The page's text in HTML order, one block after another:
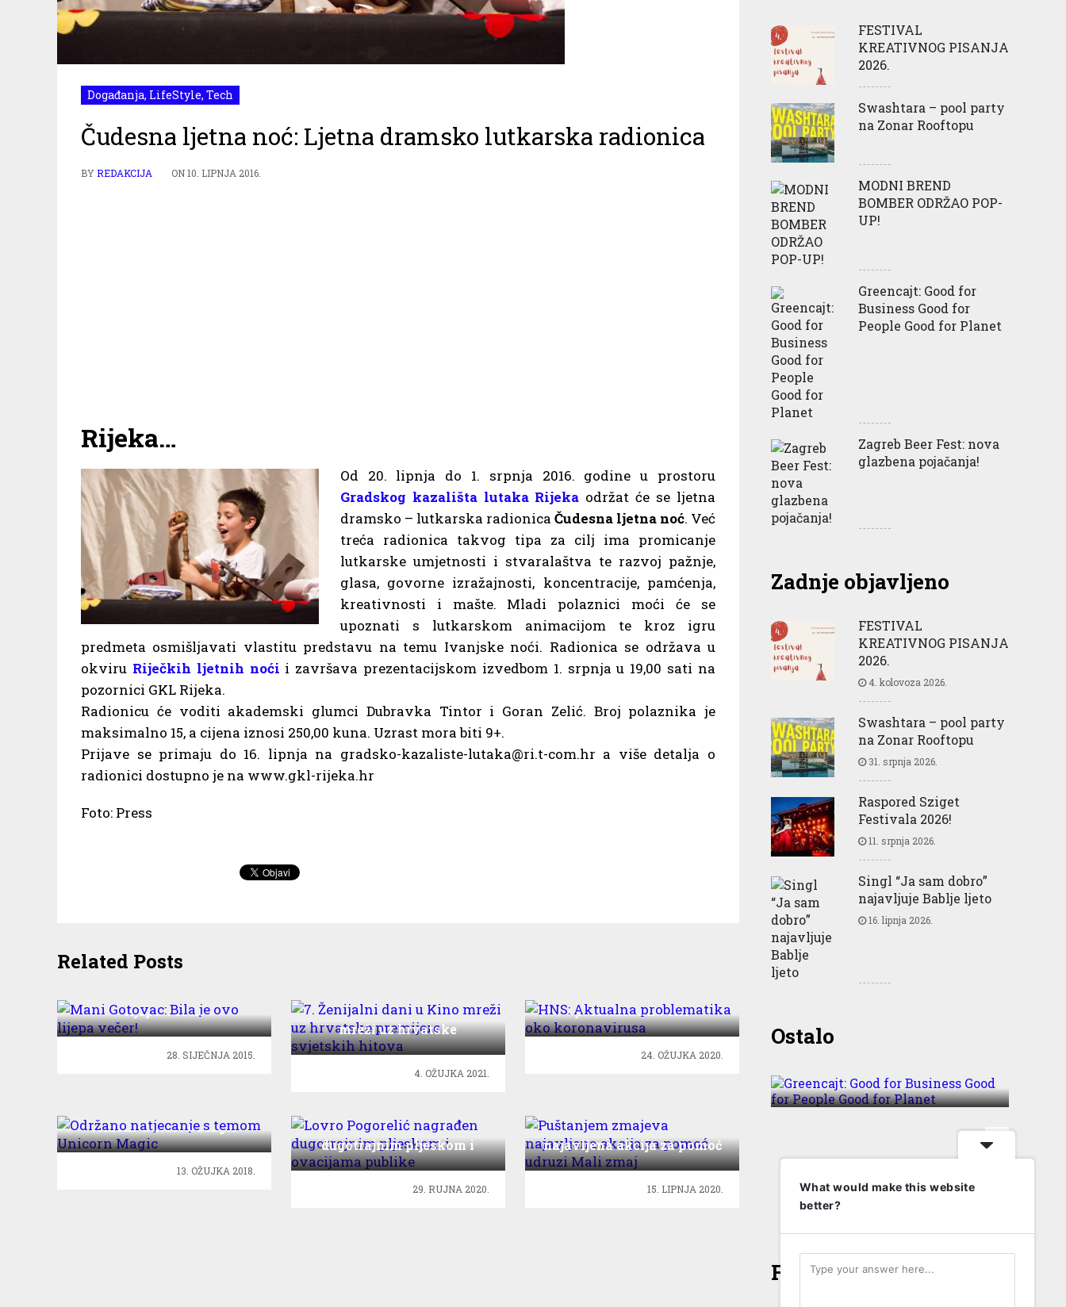
Događanja, LifeStyle, Tech
Čudesna ljetna noć: Ljetna dramsko lutkarska radionica
BYREDAKCIJA ON10. LIPNJA 2016.
Rijeka…
Od 20. lipnja do 1. srpnja 2016. godine u prostoru
Gradskog kazališta lutaka Rijeka održat će se ljetna
dramsko – lutkarska radionica Čudesna ljetna noć. Već
treća radionica takvog tipa za cilj ima promicanje
lutkarske umjetnosti i stvaralaštva te razvoj pažnje,
glasa, govorne izražajnosti, koncentracije, pamćenja,
kreativnosti i mašte. Mladi polaznici moći će se
upoznati s lutkarskom animacijom te kroz igru
predmeta osmišljavati vlastitu predstavu na temu Ivanjske noći. Radionica se održava u
okviru Riječkih ljetnih noći i završava prezentacijskom izvedbom 1. srpnja u 19,00 sati na
pozornici GKL Rijeka.
Radionicu će voditi akademski glumci Dubravka Tintor i Goran Zelić. Broj polaznika je
maksimalno 15, a cijena iznosi 250,00 kuna. Uzrast mora biti 9+.
Prijave se primaju do 16. lipnja na gradsko-kazaliste-lutaka@ri.t-com.hr a više detalja o
radionici dostupno je na www.gkl-rijeka.hr
Foto: Press
Related Posts
lijepa večer!
28. SIJEČNJA 2015.
7. Ženijalni dani u Kino
mreži uz hrvatske
premijere svjetskih hitova
4. OŽUJKA 2021.
problematika oko
koronavirusa
24. OŽUJKA 2020.
temom Unicorn Magic
13. OŽUJKA 2018.
Lovro Pogorelić nagrađen
dugotrajnim pljeskom i
ovacijama publike
29. RUJNA 2020.
Puštanjem zmajeva
najavljena akcija za pomoć
udruzi Mali zmaj
15. LIPNJA 2020.
FESTIVAL
KREATIVNOG PISANJA
2026.
Swashtara – pool party
na Zonar Rooftopu
MODNI BREND
BOMBER ODRŽAO POP-
UP!
Greencajt: Good for
Business Good for
People Good for Planet
Zagreb Beer Fest: nova
glazbena pojačanja!
Zadnje objavljeno
FESTIVAL
KREATIVNOG PISANJA
2026.
4. kolovoza 2026.
Swashtara – pool party
na Zonar Rooftopu
31. srpnja 2026.
Raspored Sziget
Festivala 2026!
11. srpnja 2026.
Singl “Ja sam dobro”
najavljuje Bablje ljeto
16. lipnja 2026.
OstaloGreencajt: Good for
Business Good for People
Face
What would make this website
better?